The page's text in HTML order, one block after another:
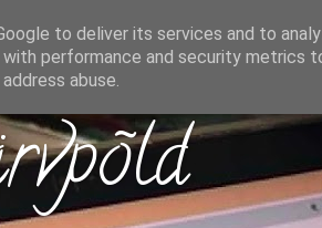
to deliver its services and to
with performance and security metrics
abuse.